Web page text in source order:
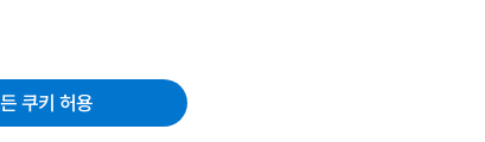
쿠키 허용